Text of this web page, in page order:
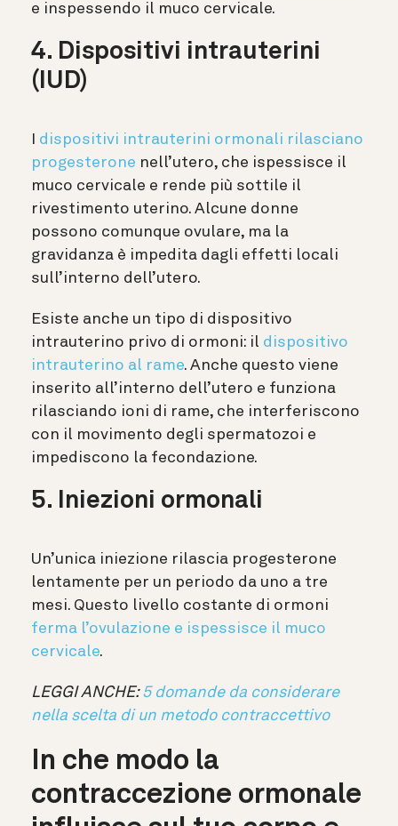
e inspessendo il muco cervicale.
4. Dispositivi intrauterini
(IUD)
dispositivi intrauterini ormonali rilasciano
progesterone nell’utero, che ispessisce il
muco cervicale e rende più sottile il
rivestimento uterino. Alcune donne
possono comunque ovulare, ma la
gravidanza è impedita dagli effetti locali
sull’interno dell’utero.
Esiste anche un tipo di dispositivo
intrauterino privo di ormoni: il dispositivo
intrauterino al rame. Anche questo viene
inserito all’interno dell’utero e funziona
rilasciando ioni di rame, che interferiscono
con il movimento degli spermatozoi e
impediscono la fecondazione.
5. Iniezioni ormonali
Un’unica iniezione rilascia progesterone
lentamente per un periodo da uno a tre
mesi. Questo livello costante di ormoni
ferma l’ovulazione e ispessisce il muco
cervicale.
LEGGI ANCHE:5 domande da considerare
nella scelta di un metodo contraccettivo
In che modo la
contraccezione ormonale